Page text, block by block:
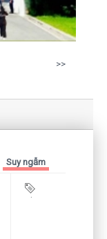
>>
Suy ngẫm
Blog